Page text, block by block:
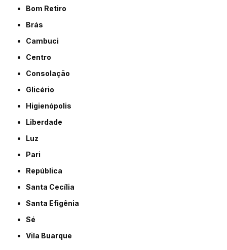
Bom Retiro
Brás
Cambuci
Centro
Consolação
Glicério
Higienópolis
Liberdade
Luz
Pari
República
Santa Cecília
Santa Efigênia
Sé
Vila Buarque